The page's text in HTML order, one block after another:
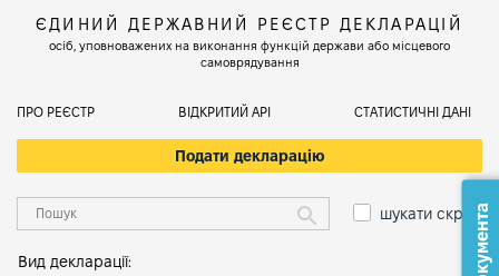
ЄДИНИЙ ДЕРЖАВНИЙ РЕЄСТР ДЕКЛАРАЦІЙ
осіб, уповноважених на виконання функцій держави або місцевого
самоврядування
ПРО РЕЄСТР ВІДКРИТИЙ АРІ СТАТИСТИЧНІ ДАНІ
Подати декларацію
шукати скрізь
Вид декларації: